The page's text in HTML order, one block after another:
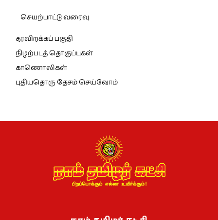
செயற்பாட்டு வரைவு
தரவிறக்கப் பகுதி
நிழற்படத் தொகுப்புகள்
காணொலிகள்
புதியதொரு தேசம் செய்வோம்